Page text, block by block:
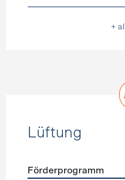
+
Lüftung
Förderprogramm